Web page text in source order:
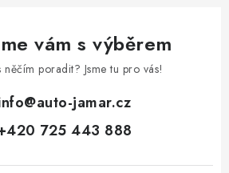
vám s výběrem
něčím poradit? Jsme tu pro vás!
@auto-jamar.cz
725 443 888